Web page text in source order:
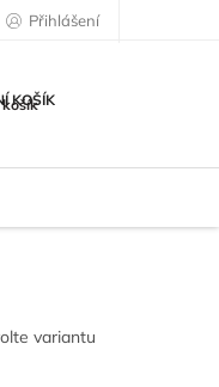
Přihlášení
KOŠÍK
košík
variantu